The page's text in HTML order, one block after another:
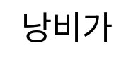
낭비